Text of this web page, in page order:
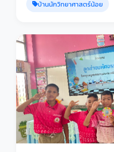
บ้านนักวิทยาศาสตร์น้อย